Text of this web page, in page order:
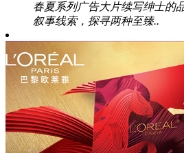
春夏系列广告大片续写绅士的
叙事线索，探寻两种至臻..